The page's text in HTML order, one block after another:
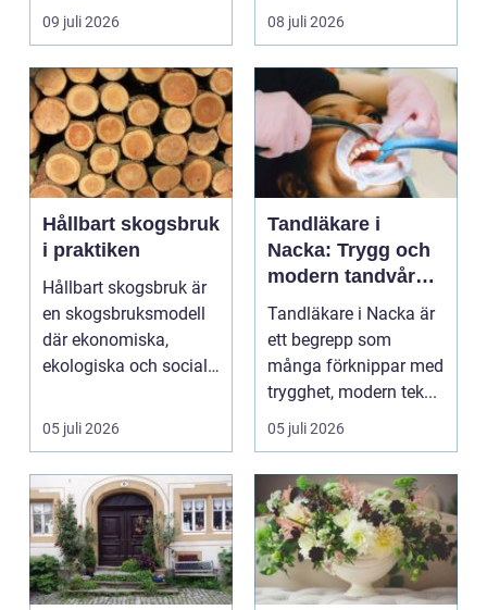
egen liten ...
09 juli 2026
hjälp i huv...
08 juli 2026
Hållbart skogsbruk
i praktiken
Hållbart skogsbruk är
en skogsbruksmodell
där ekonomiska,
ekologiska och sociala
...
05 juli 2026
Tandläkare i
Nacka: Trygg och
modern tandvård
nära dig
Tandläkare i Nacka är
ett begrepp som
många förknippar med
trygghet, modern tek...
05 juli 2026